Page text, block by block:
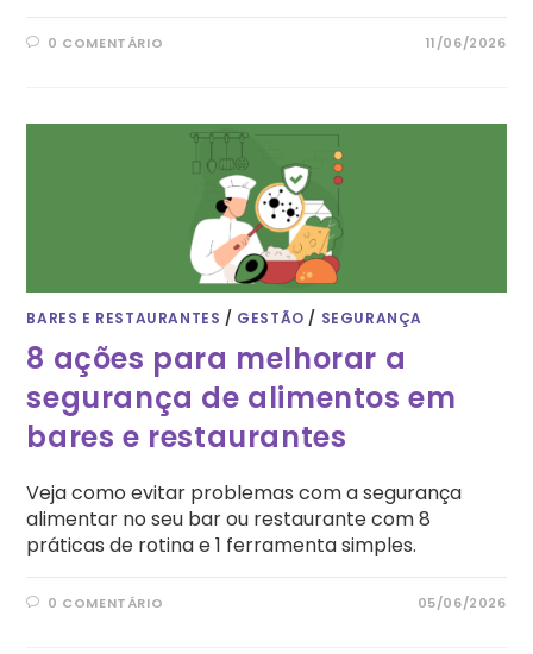
0 COMENTÁRIO 11/06/2026
BARES E RESTAURANTES / GESTÃO / SEGURANÇA
8 ações para melhorar a
segurança de alimentos em
bares e restaurantes
Veja como evitar problemas com a segurança
alimentar no seu bar ou restaurante com 8
práticas de rotina e 1 ferramenta simples.
0 COMENTÁRIO 05/06/2026